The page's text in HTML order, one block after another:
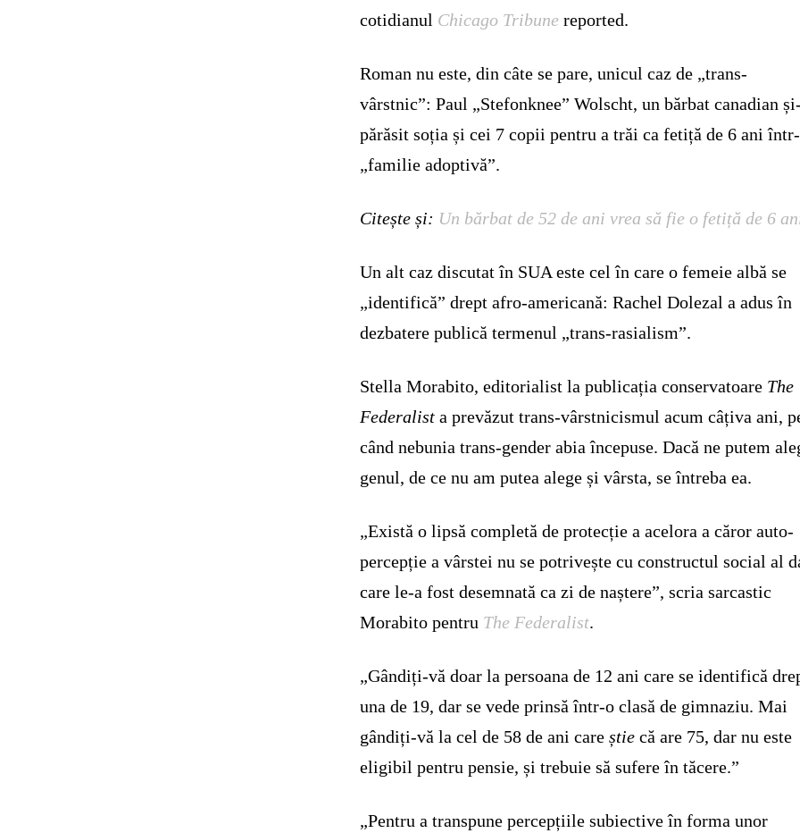
cotidianul Chicago Tribune reported.
Roman nu este, din câte se pare, unicul caz de „trans-
vârstnic”: Paul „Stefonknee” Wolscht, un bărbat canadian
părăsit soția și cei 7 copii pentru a trăi ca fetiță de 6 ani
„familie adoptivă”.
Citește și: Un bărbat de 52 de ani vrea să fie o fetiță de 6
Un alt caz discutat în SUA este cel în care o femeie albă se
„identifică” drept afro-americană: Rachel Dolezal a adus în
dezbatere publică termenul „trans-rasialism”.
Stella Morabito, editorialist la publicația conservatoare The
Federalist a prevăzut trans-vârstnicismul acum câțiva ani,
când nebunia trans-gender abia începuse. Dacă ne putem
genul, de ce nu am putea alege și vârsta, se întreba ea.
„Există o lipsă completă de protecție a acelora a căror auto-
percepție a vârstei nu se potrivește cu constructul social al
care le-a fost desemnată ca zi de naștere”, scria sarcastic
Morabito pentru The Federalist.
„Gândiți-vă doar la persoana de 12 ani care se identifică
una de 19, dar se vede prinsă într-o clasă de gimnaziu. Mai
gândiți-vă la cel de 58 de ani careștie că are 75, dar nu este
eligibil pentru pensie, și trebuie să sufere în tăcere.”
„Pentru a transpune percepțiile subiective în forma unor